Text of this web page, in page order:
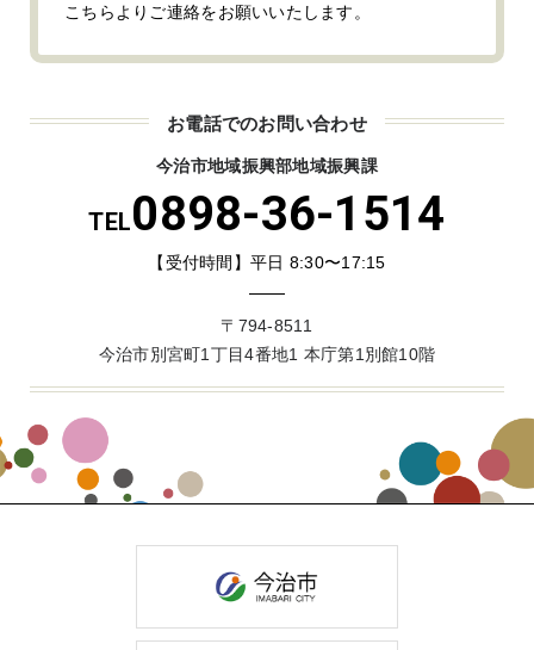
こちらよりご連絡をお願いいたします。
お電話でのお問い合わせ
今治市地域振興部地域振興課
TEL0898-36-1514
【受付時間】平日 8:30〜17:15
〒794-8511
今治市別宮町1丁目4番地1 本庁第1別館10階